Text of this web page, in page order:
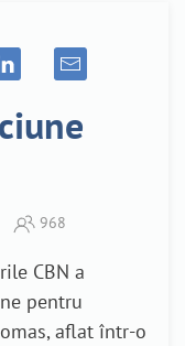
968
CBN a
pentru
aflat într-o